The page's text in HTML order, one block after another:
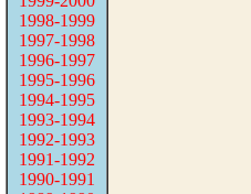
1998-1999
1997-1998
1996-1997
1995-1996
1994-1995
1993-1994
1992-1993
1991-1992
1990-1991